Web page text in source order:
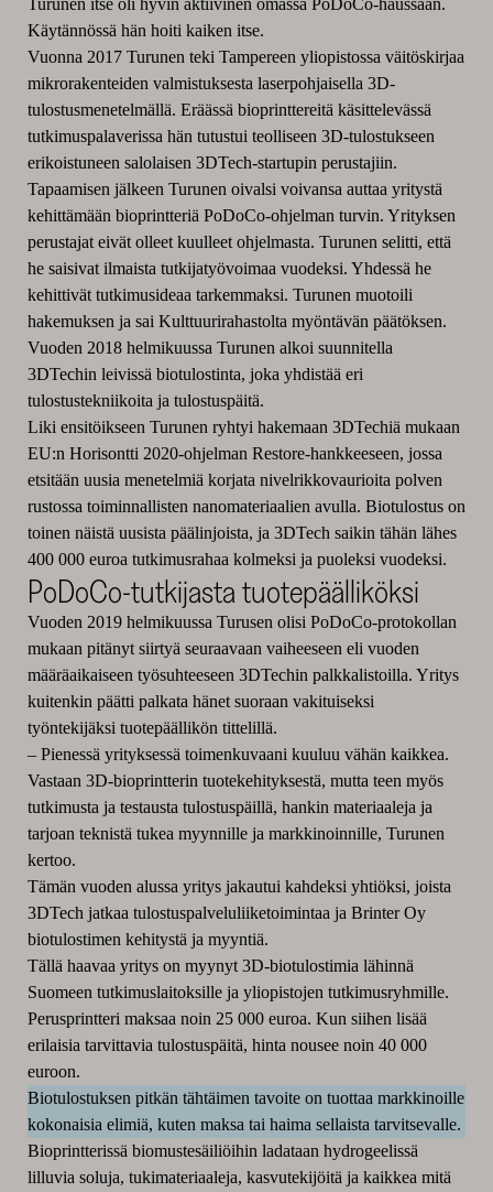
Käytännössä hän hoiti kaiken itse.
Vuonna 2017 Turunen teki Tampereen yliopistossa väitöskirjaa
mikrorakenteiden valmistuksesta laserpohjaisella 3D-
tulostusmenetelmällä. Eräässä bioprinttereitä käsittelevässä
tutkimuspalaverissa hän tutustui teolliseen 3D-tulostukseen
erikoistuneen salolaisen 3DTech-startupin perustajiin.
Tapaamisen jälkeen Turunen oivalsi voivansa auttaa yritystä
kehittämään bioprintteriä PoDoCo-ohjelman turvin. Yrityksen
perustajat eivät olleet kuulleet ohjelmasta. Turunen selitti, että
he saisivat ilmaista tutkijatyövoimaa vuodeksi. Yhdessä he
kehittivät tutkimusideaa tarkemmaksi. Turunen muotoili
hakemuksen ja sai Kulttuurirahastolta myöntävän päätöksen.
Vuoden 2018 helmikuussa Turunen alkoi suunnitella
3DTechin leivissä biotulostinta, joka yhdistää eri
tulostustekniikoita ja tulostuspäitä.
Liki ensitöikseen Turunen ryhtyi hakemaan 3DTechiä mukaan
EU:n Horisontti 2020-ohjelman Restore-hankkeeseen, jossa
etsitään uusia menetelmiä korjata nivelrikkovaurioita polven
rustossa toiminnallisten nanomateriaalien avulla. Biotulostus on
toinen näistä uusista päälinjoista, ja 3DTech saikin tähän lähes
400 000 euroa tutkimusrahaa kolmeksi ja puoleksi vuodeksi.
PoDoCo-tutkijasta tuotepäälliköksi
Vuoden 2019 helmikuussa Turusen olisi PoDoCo-protokollan
mukaan pitänyt siirtyä seuraavaan vaiheeseen eli vuoden
määräaikaiseen työsuhteeseen 3DTechin palkkalistoilla. Yritys
kuitenkin päätti palkata hänet suoraan vakituiseksi
työntekijäksi tuotepäällikön tittelillä.
–Pienessä yrityksessä toimenkuvaani kuuluu vähän kaikkea.
Vastaan 3D-bioprintterin tuotekehityksestä, mutta teen myös
tutkimusta ja testausta tulostuspäillä, hankin materiaaleja ja
tarjoan teknistä tukea myynnille ja markkinoinnille, Turunen
kertoo.
Tämän vuoden alussa yritys jakautui kahdeksi yhtiöksi, joista
3DTech jatkaa tulostuspalveluliiketoimintaa ja Brinter Oy
biotulostimen kehitystä ja myyntiä.
Tällä haavaa yritys on myynyt 3D-biotulostimia lähinnä
Suomeen tutkimuslaitoksille ja yliopistojen tutkimusryhmille.
Perusprintteri maksaa noin 25 000 euroa. Kun siihen lisää
erilaisia tarvittavia tulostuspäitä, hinta nousee noin 40 000
euroon.
Biotulostuksen pitkän tähtäimen tavoite on tuottaa markkinoille
kokonaisia elimiä, kuten maksa tai haima sellaista tarvitsevalle.
Bioprintterissä biomustesäiliöihin ladataan hydrogeelissä
lilluvia soluja, tukimateriaaleja, kasvutekijöitä ja kaikkea mitä